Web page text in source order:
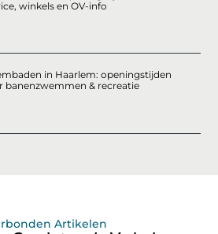
winkels en OV-info
in Haarlem: openingstijden
banenzwemmen & recreatie
Artikelen